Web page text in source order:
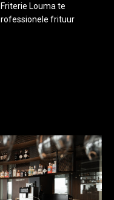
Louma te
frituur